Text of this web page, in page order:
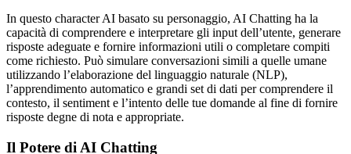
In questo character AI basato su personaggio, AI Chatting ha la
capacità di comprendere e interpretare gli input dell’utente, generare
risposte adeguate e fornire informazioni utili o completare compiti
come richiesto. Può simulare conversazioni simili a quelle umane
utilizzando l’elaborazione del linguaggio naturale (NLP),
l’apprendimento automatico e grandi set di dati per comprendere il
contesto, il sentiment e l’intento delle tue domande al fine di fornire
risposte degne di nota e appropriate.
Il Potere di AI Chatting